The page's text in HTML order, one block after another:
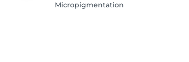
Micropigmentation